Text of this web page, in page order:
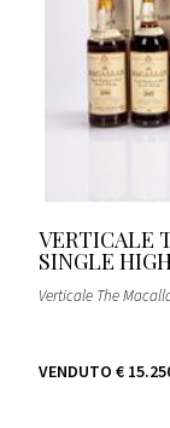
VERTICALE
SINGLE
Verticale The
VENDUTO €